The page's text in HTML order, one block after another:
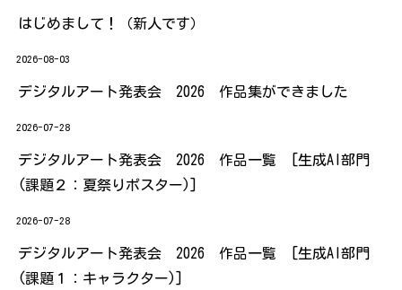
はじめまして！（新人です）
2026-08-03
デジタルアート発表会 2026 作品集ができました
2026-07-28
デジタルアート発表会 2026 作品一覧 [生成AI部門
(課題２：夏祭りポスター)]
2026-07-28
デジタルアート発表会 2026 作品一覧 [生成AI部門
(課題１：キャラクター)]